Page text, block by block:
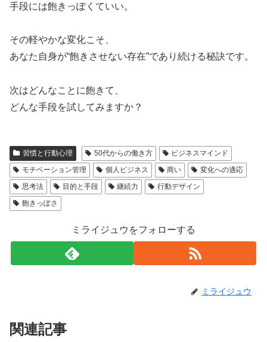
手段には飽きっぽくていい。
その軽やかな変化こそ、
あなた自身が“飽きさせない存在”であり続ける秘訣です。
次はどんなことに飽きて、
どんな手段を試してみますか？
習慣と行動心理 50代からの働き方
ビジネスマインド
モチベーション管理
個人ビジネス 商い
変化への適応
思考法
目的と手段 継続力
行動デザイン
飽きっぽさ
ミライジュウをフォローする
ミライジュウ
関連記事